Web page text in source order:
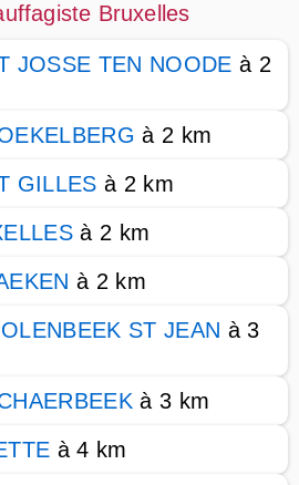
Bruxelles
JOSSE TEN NOODE à 2
à 2 km
GILLES à 2 km
à 2 km
à 2 km
ST JEAN à 3
à 3 km
à 4 km